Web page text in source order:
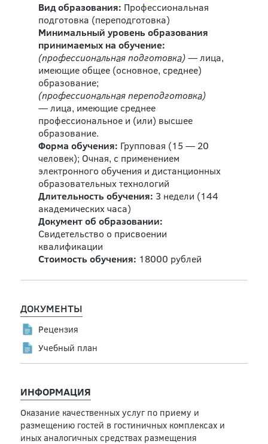
Вид образования: Профессиональная
подготовка (переподготовка)
Минимальный уровень образования
принимаемых на обучение:
(профессиональная подготовка)— лица,
имеющие общее (основное, среднее)
образование;
(профессиональная переподготовка)
— лица, имеющие среднее
профессиональное и (или) высшее
образование.
Форма обучения: Групповая (15 — 20
человек); Очная, с применением
электронного обучения и дистанционных
образовательных технологий
Длительность обучения: 3 недели (144
академических часа)
Документ об образовании:
Свидетельство о присвоении
квалификации
Стоимость обучения: 18000 рублей
ДОКУМЕНТЫ
Рецензия
Учебный план
ИНФОРМАЦИЯ
Оказание качественных услуг по приему и
размещению гостей в гостиничных комплексах и
иных аналогичных средствах размещения